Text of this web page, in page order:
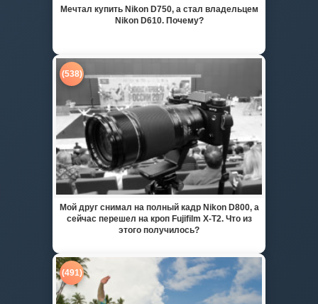
Мечтал купить Nikon D750, а стал владельцем
Nikon D610. Почему?
(538)
Мой друг снимал на полный кадр Nikon D800, а
сейчас перешел на кроп Fujifilm X-T2. Что из
этого получилось?
(491)